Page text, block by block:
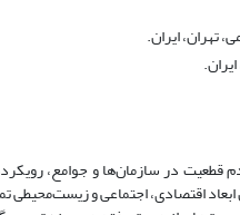
تهران، ایران.
قطعیت در سازمان‌ها و جوامع،
اقتصادی، اجتماعی و